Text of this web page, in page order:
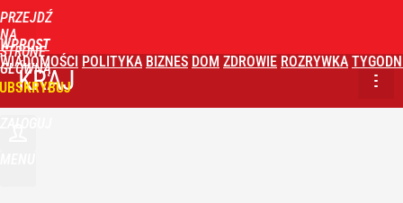
PRZEJDŹ
NA
STRONĘ
GŁÓWNĄ
WPROST
WIADOMOŚCI POLITYKA BIZNES DOM ZDROWIE ROZRYWKA
KRAJ